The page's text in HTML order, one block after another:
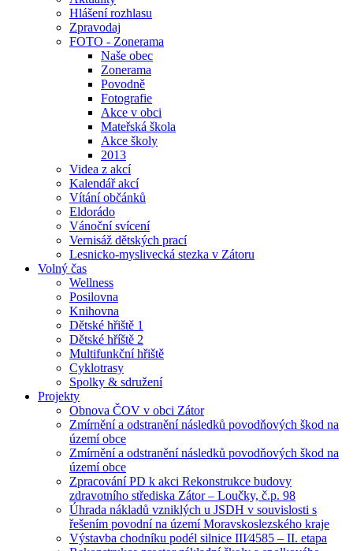
Hlášení rozhlasu
Zpravodaj
FOTO - Zonerama
Naše obec
Zonerama
Povodně
Fotografie
Akce v obci
Mateřská škola
Akce školy
2013
Videa z akcí
Kalendář akcí
Vítání občánků
Eldorádo
Vánoční svícení
Vernisáž dětských prací
Lesnicko-myslivecká stezka v Zátoru
Volný čas
Wellness
Posilovna
Knihovna
Dětské hřiště 1
Dětské hříště 2
Multifunkční hřiště
Cyklotrasy
Spolky & sdružení
Projekty
Obnova ČOV v obci Zátor
Zmírnění a odstranění následků povodňových škod na
území obce
Zmírnění a odstranění následků povodňových škod na
území obce
Zpracování PD k akci Rekonstrukce budovy
zdravotního střediska Zátor – Loučky, č.p. 98
Úhrada nákladů vzniklých u JSDH v souvislosti s
řešením povodní na území Moravskoslezského kraje
Výstavba chodníku podél silnice III⁄4585 – II. etapa